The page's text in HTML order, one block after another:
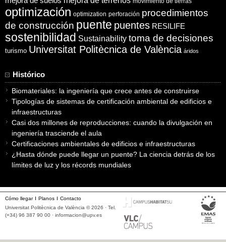
optimización optimization perforación procedimientos
de construcción puente puentes RESILIFE
sostenibilidad Sustainability toma de decisiones
turismo Universitat Politècnica de València áridos
Histórico
Biomateriales: la ingeniería que crece antes de construirse
Tipologías de sistemas de certificación ambiental de edificios e
infraestructuras
Casi dos millones de reproducciones: cuando la divulgación en
ingeniería trasciende el aula
Certificaciones ambientales de edificios e infraestructuras
¿Hasta dónde puede llegar un puente? La ciencia detrás de los
límites de luz y los récords mundiales
Cómo llegar Planos
Contacto
Universitat Politècnica de València © 2026 · Tel.
(+34) 96 387 90 00 · informacion@upv.es